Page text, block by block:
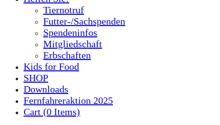
Tiernotruf
Futter-/Sachspenden
Spendeninfos
Mitgliedschaft
Erbschaften
Kids for Food
SHOP
Downloads
Fernfahreraktion 2025
Cart (0 Items)